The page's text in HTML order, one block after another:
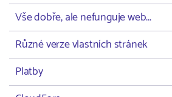
Vše dobře, ale nefunguje web...
Různé verze vlastních stránek
Platby